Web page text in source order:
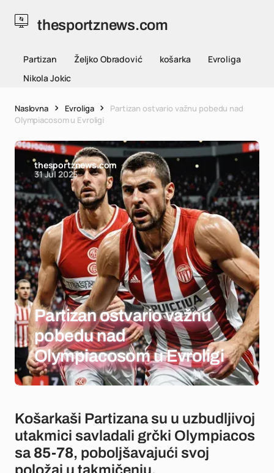
thesportznews.com
Partizan Željko Obradović košarka
Evroliga
Nikola Jokic
Naslovna Evroliga
Partizan ostvario važnu pobedu nad
Olympiacosom u Evroligi
thesportznews.com
31 Jul 2025
Partizan ostvario važnu
pobedu nad
Olympiacosom u Evroligi
Košarkaši Partizana su u uzbudljivoj
utakmici savladali grčki Olympiacos
sa85-78, poboljšavajući svoj